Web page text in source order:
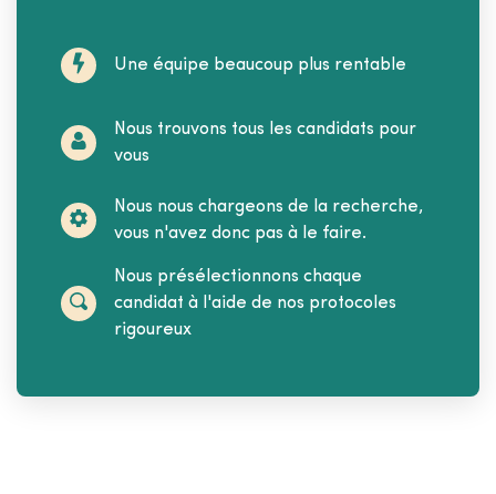
Une équipe beaucoup plus rentable
Nous trouvons tous les candidats pour
vous
Nous nous chargeons de la recherche,
vous n'avez donc pas à le faire.
Nous présélectionnons chaque
candidat à l'aide de nos protocoles
rigoureux